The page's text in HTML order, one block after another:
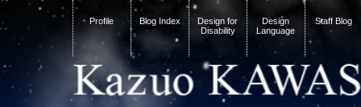
Profile Blog Index
Design for
Disability
Design
Language
Staff Blog